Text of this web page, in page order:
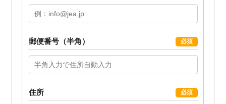
郵便番号（半角） 必須
住所 必須